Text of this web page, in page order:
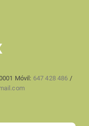
Móvil: 647 428 486 /